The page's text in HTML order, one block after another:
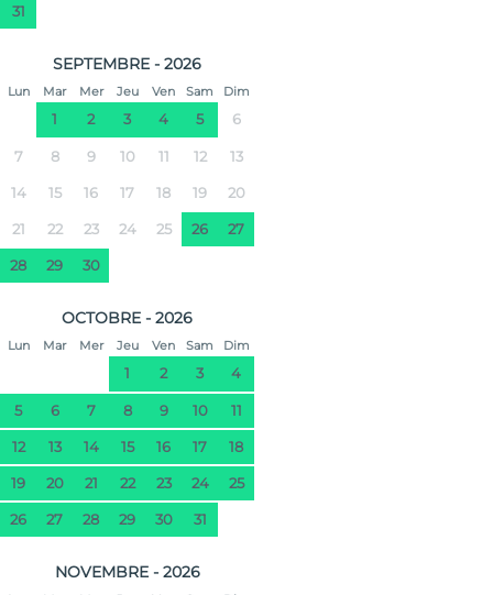
31
SEPTEMBRE - 2026
Lun Mar Mer Jeu Ven Sam Dim
1 2 3 4 5 6
7 8 9 10 11 12 13
14 15 16 17 18 19 20
21 22 23 24 25 26 27
28 29 30
OCTOBRE - 2026
Lun Mar Mer Jeu Ven Sam Dim
1 2 3 4
5 6 7 8 9 10 11
12 13 14 15 16 17 18
19 20 21 22 23 24 25
26 27 28 29 30 31
NOVEMBRE - 2026